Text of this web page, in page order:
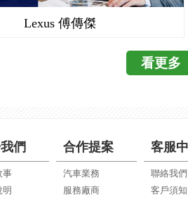
Lexus 傅傳傑
看更多
們
事
明
合作提案
汽車業務
服務廠商
客服
聯絡我們
客戶須知